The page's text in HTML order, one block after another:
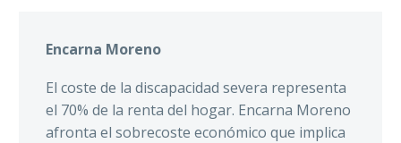
Encarna Moreno
El coste de la discapacidad severa representa
el 70% de la renta del hogar. Encarna Moreno
afronta el sobrecoste económico que implica